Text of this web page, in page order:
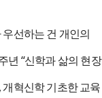
우선하는 건 개인의
년 “신학과 삶의 현장
혁신학 기초한 교육